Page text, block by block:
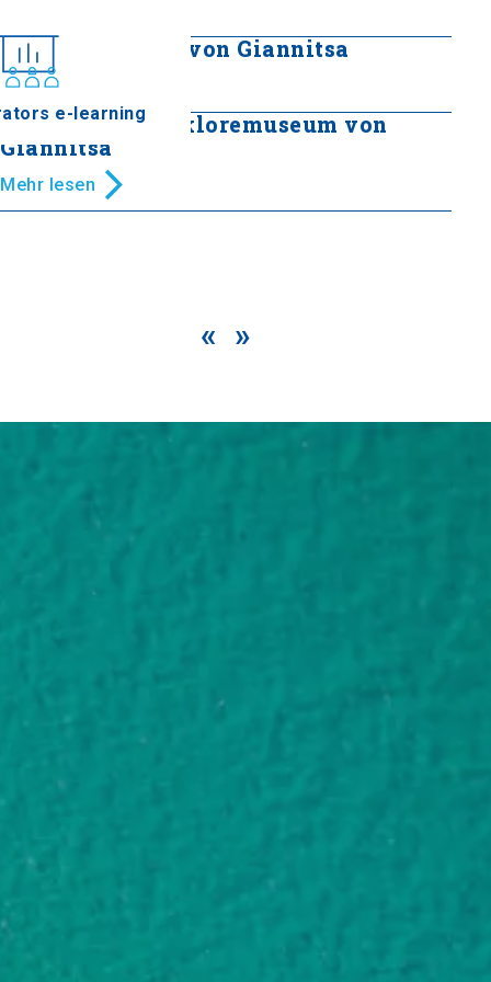
e-learning
Militärmuseum von Giannitsa
Mehr lesen
Historisch - Folkloremuseum von
Giannitsa
Mehr lesen
« »